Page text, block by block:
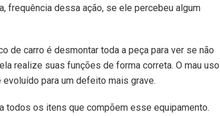
frequência dessa ação, se ele percebeu algum
de carro é desmontar toda a peça para ver se não
realize suas funções de forma correta. O mau uso
para um defeito mais grave.
todos os itens que compõem esse equipamento.